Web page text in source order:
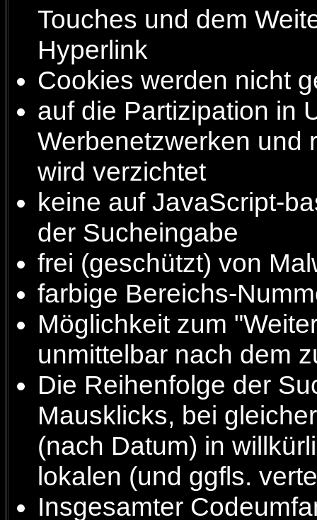
Touches und dem
Hyperlink
Cookies werden nicht
auf die Partizipation in
Werbenetzwerken und
wird verzichtet
keine auf JavaScript-
der Sucheingabe
frei (geschützt) von
farbige Bereichs-
Möglichkeit zum
unmittelbar nach dem
Die Reihenfolge der
Mausklicks, bei
(nach Datum) in
lokalen (und ggfls.
Insgesamter